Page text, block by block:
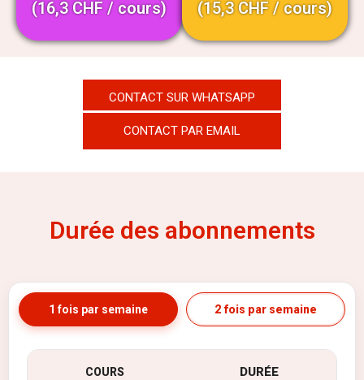
(16,3 CHF / cours) (15,3 CHF / cours)
CONTACT SUR WHATSAPP
CONTACT PAR EMAIL
Durée des abonnements
1 fois par semaine 2 fois par semaine
COURS DURÉE